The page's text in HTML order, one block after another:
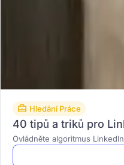
Hledání Práce
40 tipů a triků pro
Ovládněte algoritmus